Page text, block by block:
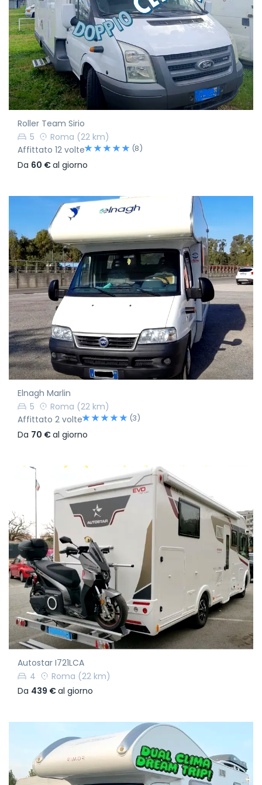
Roller Team Sirio
5
Roma (22 km)
Affittato 12 volte
(8)
Da 60 €al giorno
Elnagh Marlin
5
Roma (22 km)
Affittato 2 volte
(3)
Da 70 €al giorno
Autostar I721LCA
4
Roma (22 km)
Da 439 €al giorno